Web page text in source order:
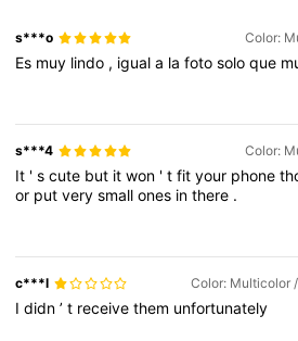
s***o Color:
Es muy lindo , iguala lafotosoloque
s***4 Color:
It 'scute but itwon 'tfityour phone
or putverysmallones inthere .
c***l Color: Multicolor
Ididn’t receivethem unfortunately